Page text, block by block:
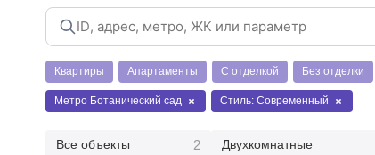
Квартиры Апартаменты С отделкой Без отделки
Метро Ботанический сад Стиль: Современный
Все объекты 2 Двухкомнатные